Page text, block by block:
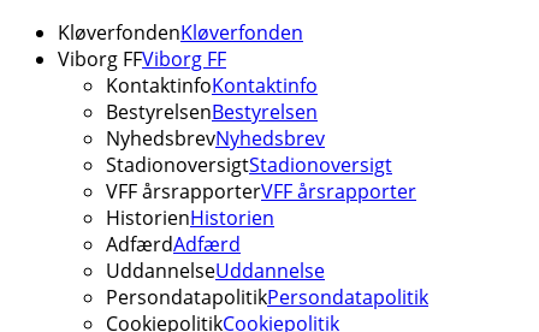
KløverfondenKløverfonden
Viborg FFViborg FF
KontaktinfoKontaktinfo
BestyrelsenBestyrelsen
NyhedsbrevNyhedsbrev
StadionoversigtStadionoversigt
VFF årsrapporterVFF årsrapporter
HistorienHistorien
AdfærdAdfærd
UddannelseUddannelse
PersondatapolitikPersondatapolitik
CookiepolitikCookiepolitik